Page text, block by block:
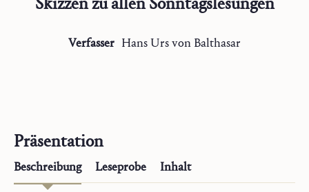
Verfasser Hans Ursvon Balthasar
Präsentation
Beschreibung Leseprobe Inhalt